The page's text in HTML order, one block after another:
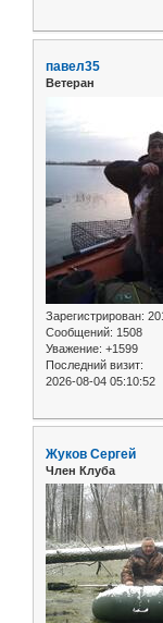
павел35
Ветеран
Зарегистрирован:
Сообщений: 1508
Уважение: +1599
Последний визит:
2026-08-04 05:10:52
Жуков Сергей
Член Клуба